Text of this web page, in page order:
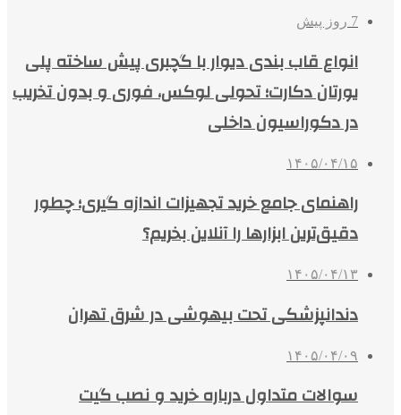
7 روز پیش
انواع قاب بندی دیوار با گچبری پیش ساخته پلی
یورتان دکارت؛ تحولی لوکس، فوری و بدون تخریب
در دکوراسیون داخلی
۱۴۰۵/۰۴/۱۵
راهنمای جامع خرید تجهیزات اندازه گیری؛ چطور
دقیق‌ترین ابزارها را آنلاین بخریم؟
۱۴۰۵/۰۴/۱۳
دندانپزشکی تحت بیهوشی در شرق تهران
۱۴۰۵/۰۴/۰۹
سوالات متداول درباره خرید و نصب گیت